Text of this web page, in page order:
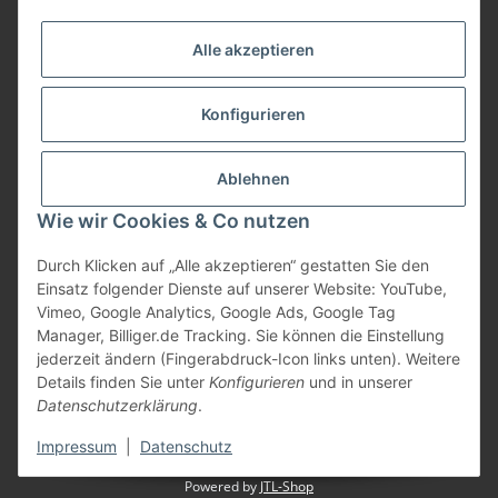
Alle akzeptieren
Konfigurieren
Ablehnen
Wie wir Cookies & Co nutzen
Durch Klicken auf „Alle akzeptieren“ gestatten Sie den
Einsatz folgender Dienste auf unserer Website: YouTube,
Vimeo, Google Analytics, Google Ads, Google Tag
Manager, Billiger.de Tracking. Sie können die Einstellung
jederzeit ändern (Fingerabdruck-Icon links unten). Weitere
Details finden Sie unter Konfigurieren und in unserer
Datenschutzerklärung.
Impressum Datenschutz
Gesetzliche Informationen
Bezahlung
Vertrag widerrufen
Powered by JTL-Shop